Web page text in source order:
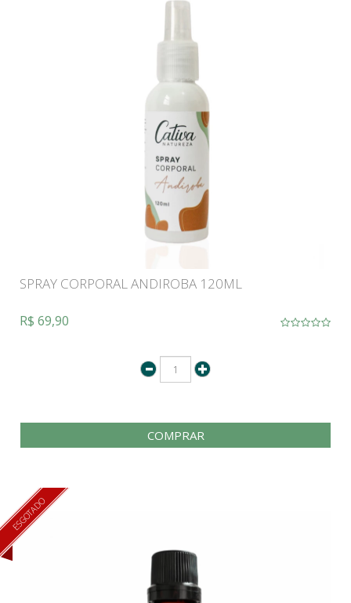
SPRAY CORPORAL ANDIROBA 120ML
R$ 69,90
COMPRAR
ESGOTADO